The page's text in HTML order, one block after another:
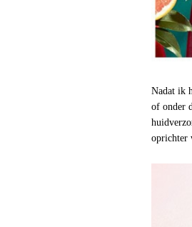
Nadat ik
of onder
oprichter